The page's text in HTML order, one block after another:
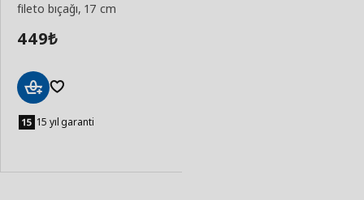
fileto bıçağı, 17 cm
449₺
Ekle 15 yıl garanti